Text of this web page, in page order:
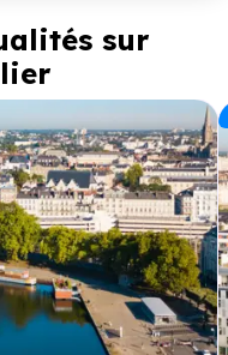
locatif, ce projet
un investissement
sur